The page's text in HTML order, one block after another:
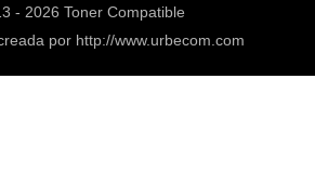
- 2026 Toner Compatible
por http://www.urbecom.com